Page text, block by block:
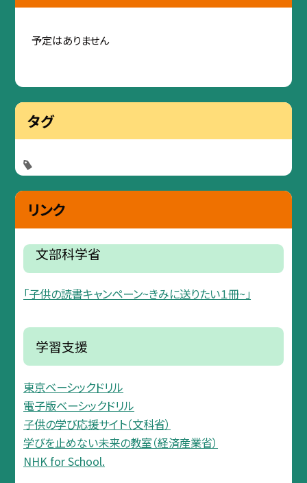
予定はありません
タグ
リンク
文部科学省
「子供の読書キャンペーン~きみに送りたい１冊~」
学習支援
東京ベーシックドリル
電子版ベーシックドリル
子供の学び応援サイト（文科省）
学びを止めない未来の教室（経済産業省）
NHK for School.